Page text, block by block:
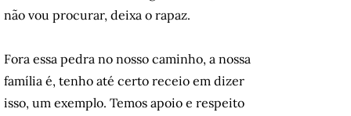
não vou procurar, deixa o rapaz.
Fora essa pedra no nosso caminho, a nossa
família é, tenho até certo receio em dizer
isso, um exemplo. Temos apoio e respeito